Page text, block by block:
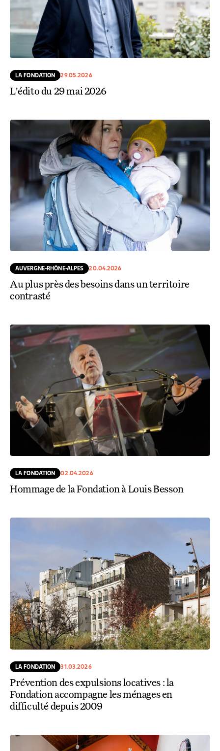
LA FONDATION 29.05.2026
L'édito du 29 mai 2026
AUVERGNE-RHÔNE-ALPES 20.04.2026
Au plus près des besoins dans un territoire
contrasté
LA FONDATION 02.04.2026
Hommage de la Fondation à Louis Besson
LA FONDATION 31.03.2026
Prévention des expulsions locatives : la
Fondation accompagne les ménages en
difficulté depuis 2009